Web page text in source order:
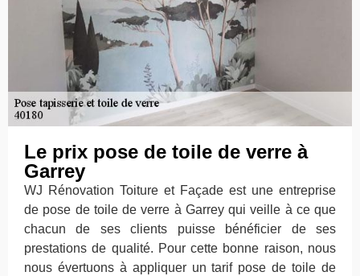
Le prix pose de toile de verre à
Garrey
WJ Rénovation Toiture et Façade est une entreprise
de pose de toile de verre à Garrey qui veille à ce que
chacun de ses clients puisse bénéficier de ses
prestations de qualité. Pour cette bonne raison, nous
nous évertuons à appliquer un tarif pose de toile de